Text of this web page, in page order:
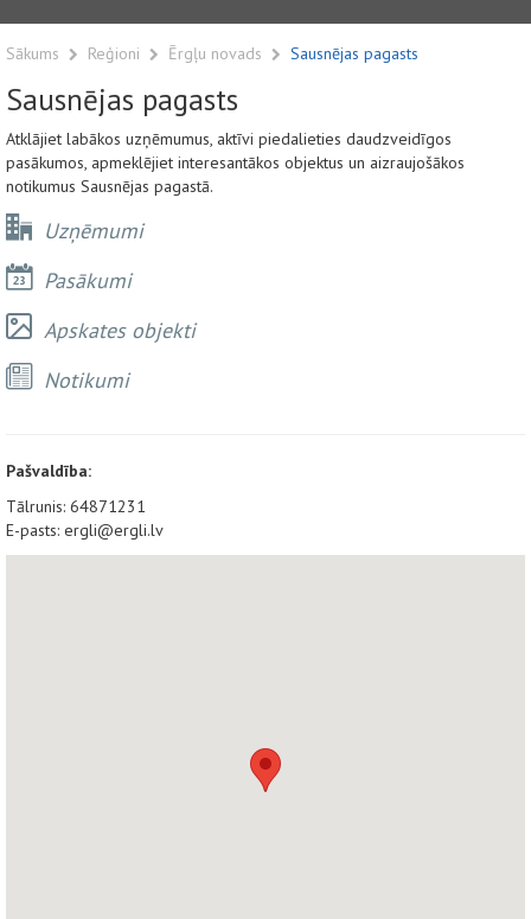
Sākums Reģioni Ērgļu novads Sausnējas pagasts
Sausnējas pagasts
Atklājiet labākos uzņēmumus, aktīvi piedalieties daudzveidīgos
pasākumos, apmeklējiet interesantākos objektus un aizraujošākos
notikumus Sausnējas pagastā.
Uzņēmumi
Pasākumi
Apskates objekti
Notikumi
Pašvaldība:
Tālrunis: 64871231
E-pasts: ergli@ergli.lv